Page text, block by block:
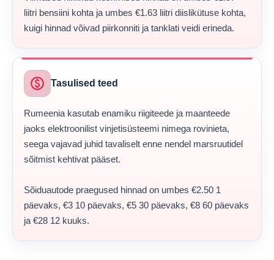
liitri bensiini kohta ja umbes €1.63 liitri diislikütuse kohta,
kuigi hinnad võivad piirkonniti ja tanklati veidi erineda.
paid Tasulised teed
Rumeenia kasutab enamiku riigiteede ja maanteede
jaoks elektroonilist vinjetisüsteemi nimega rovinieta,
seega vajavad juhid tavaliselt enne nendel marsruutidel
sõitmist kehtivat pääset.
Sõiduautode praegused hinnad on umbes €2.50 1
päevaks, €3 10 päevaks, €5 30 päevaks, €8 60 päevaks
ja €28 12 kuuks.